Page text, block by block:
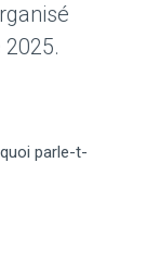
parle-t-